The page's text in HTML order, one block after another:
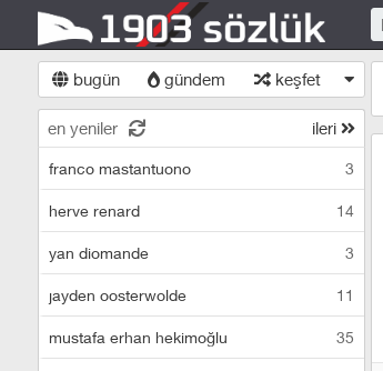
bugün gündem keşfet
en yeniler ileri
franco mastantuono 3
herve renard 14
yan diomande 3
jayden oosterwolde 11
mustafa erhan hekimoğlu 35